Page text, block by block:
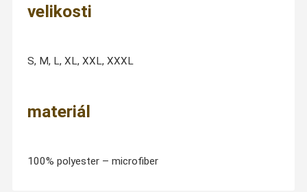
velikosti
S, M, L, XL, XXL, XXXL
materiál
100% polyester – microfiber